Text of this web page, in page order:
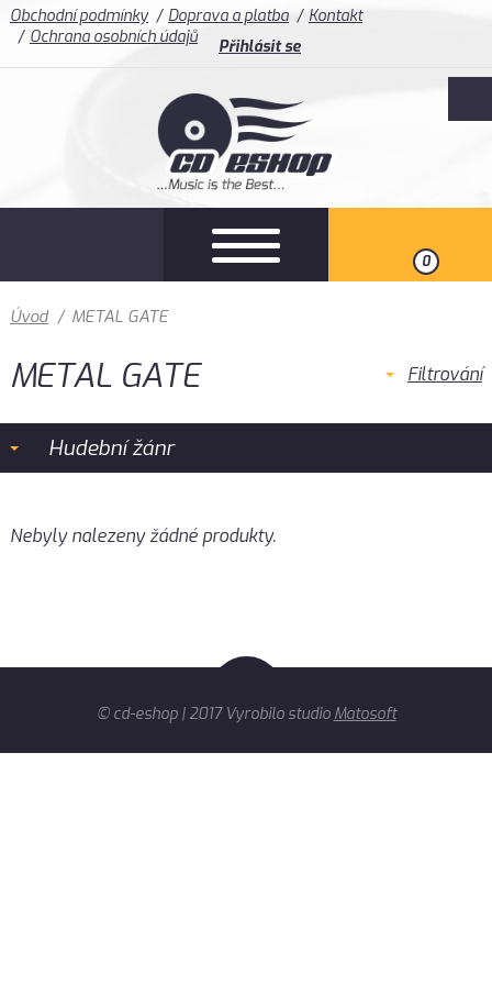
Obchodní podmínky Doprava a platba
Kontakt
Ochrana osobních údajů
Přihlásit se
0
Úvod / METAL GATE
METAL GATE Filtrování
Hudební žánr
Nebyly nalezeny žádné produkty.
© cd-eshop | 2017 Vyrobilo studio Matosoft